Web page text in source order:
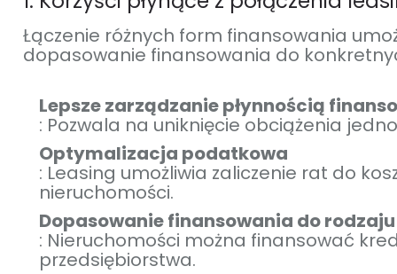
Łączenie różnych form finansowania
dopasowanie finansowania do
Lepsze zarządzanie płynnością
: Pozwala na uniknięcie obciążenia
Optymalizacja podatkowa
: Leasing umożliwia zaliczenie rat do
nieruchomości.
Dopasowanie finansowania do
: Nieruchomości można finansować
przedsiębiorstwa.